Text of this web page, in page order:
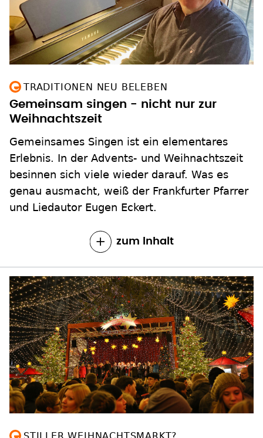
TRADITIONEN NEU BELEBEN
Gemeinsam singen - nicht nur zur
Weihnachtszeit
Gemeinsames Singen ist ein elementares
Erlebnis. In der Advents- und Weihnachtszeit
besinnen sich viele wieder darauf. Was es
genau ausmacht, weiß der Frankfurter Pfarrer
und Liedautor Eugen Eckert.
zum Inhalt